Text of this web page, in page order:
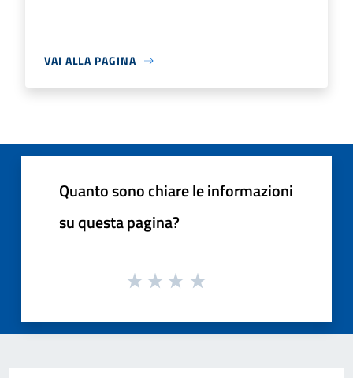
VAI ALLA PAGINA
Quanto sono chiare le informazioni
su questa pagina?